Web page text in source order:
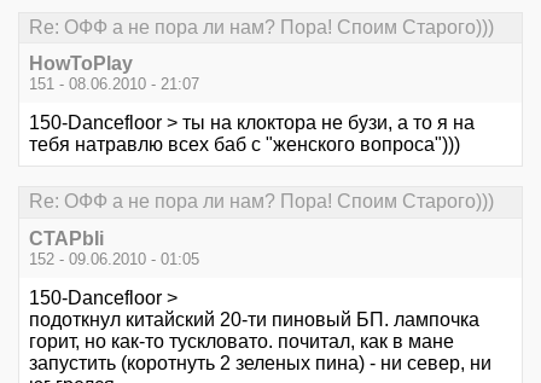
Re: ОФФ а не пора ли нам? Пора! Споим Старого)))
HowToPlay
151 - 08.06.2010 - 21:07
150-Dancefloor > ты на клоктора не бузи, а то я на
тебя натравлю всех баб с "женского вопроса")))
Re: ОФФ а не пора ли нам? Пора! Споим Старого)))
CTAPbIi
152 - 09.06.2010 - 01:05
150-Dancefloor >
подоткнул китайский 20-ти пиновый БП. лампочка
горит, но как-то тускловато. почитал, как в мане
запустить (коротнуть 2 зеленых пина) - ни север, ни